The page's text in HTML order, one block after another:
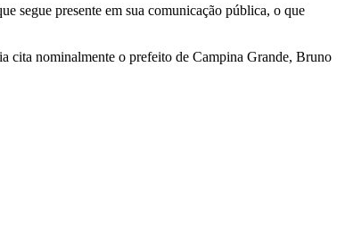
segue presente em sua comunicação pública, o que
cita nominalmente o prefeito de Campina Grande, Bruno